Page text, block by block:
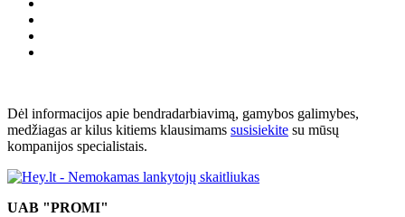
Dėl informacijos apie bendradarbiavimą, gamybos galimybes,
medžiagas ar kilus kitiems klausimams susisiekite su mūsų
kompanijos specialistais.
UAB "PROMI"